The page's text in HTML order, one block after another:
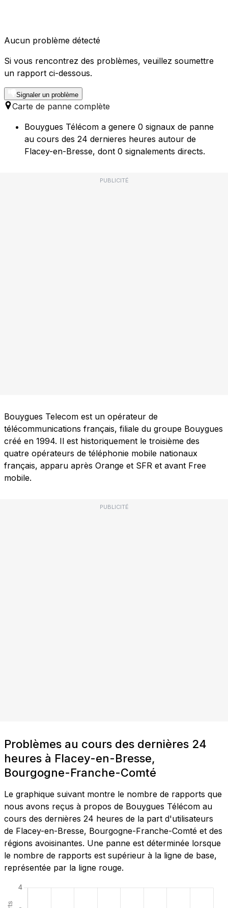
Aucun problème détecté
Si vous rencontrez des problèmes, veuillez soumettre
un rapport ci-dessous.
Signaler un problème
Carte de panne complète
Bouygues Télécom a genere 0 signaux de panne
au cours des 24 dernieres heures autour de
Flacey-en-Bresse, dont 0 signalements directs.
PUBLICITÉ
Bouygues Telecom est un opérateur de
télécommunications français, filiale du groupe Bouygues
créé en 1994. Il est historiquement le troisième des
quatre opérateurs de téléphonie mobile nationaux
français, apparu après Orange et SFR et avant Free
mobile.
PUBLICITÉ
Problèmes au cours des dernières 24
heures à Flacey-en-Bresse,
Bourgogne-Franche-Comté
Le graphique suivant montre le nombre de rapports que
nous avons reçus à propos de Bouygues Télécom au
cours des dernières 24 heures de la part d'utilisateurs
de Flacey-en-Bresse, Bourgogne-Franche-Comté et des
régions avoisinantes. Une panne est déterminée lorsque
le nombre de rapports est supérieur à la ligne de base,
représentée par la ligne rouge.